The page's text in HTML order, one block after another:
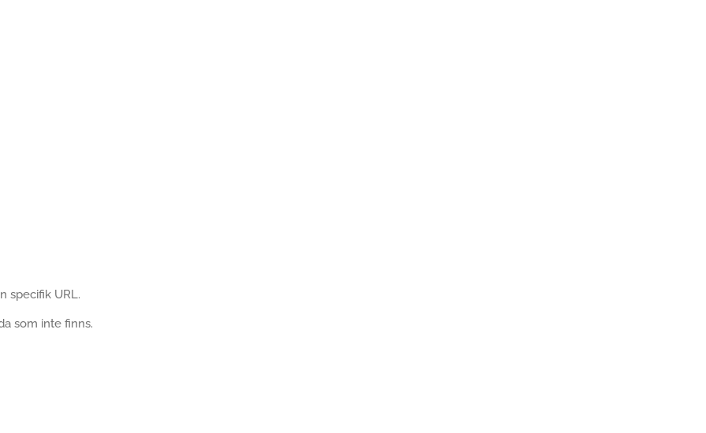
specifik URL.
som inte finns.